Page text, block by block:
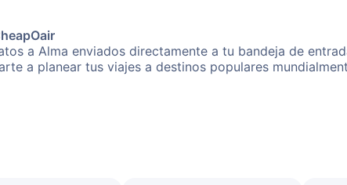
a Alma enviados directamente a tu bandeja de
a planear tus viajes a destinos populares